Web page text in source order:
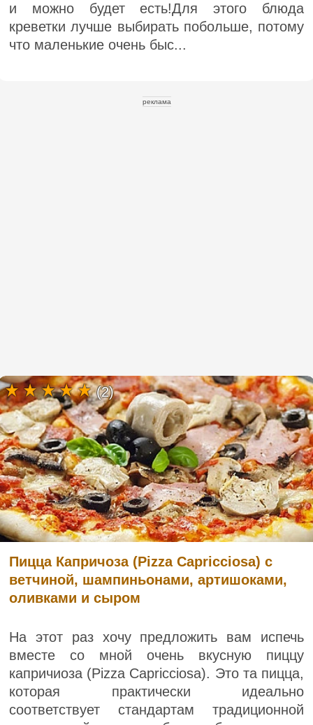
и можно будет есть!Для этого блюда
креветки лучше выбирать побольше, потому
что маленькие очень быс...
реклама
Пицца Капричоза (Pizza Capricciosa) с
ветчиной, шампиньонами, артишоками,
оливками и сыром
На этот раз хочу предложить вам испечь
вместе со мной очень вкусную пиццу
капричиоза (Pizza Capricciosa). Это та пицца,
которая практически идеально
соответствует стандартам традиционной
(2)